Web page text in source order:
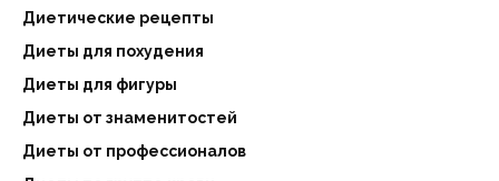
Диетические рецепты
Диеты для похудения
Диеты для фигуры
Диеты от знаменитостей
Диеты от профессионалов